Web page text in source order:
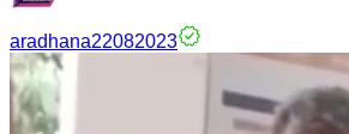
aradhana22082023